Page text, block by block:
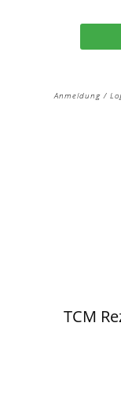
Anmeldung /
TCM